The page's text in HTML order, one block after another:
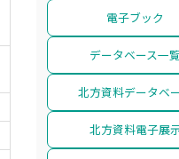
電子ブック
データベース一覧
北方資料データベ
北方資料電子展